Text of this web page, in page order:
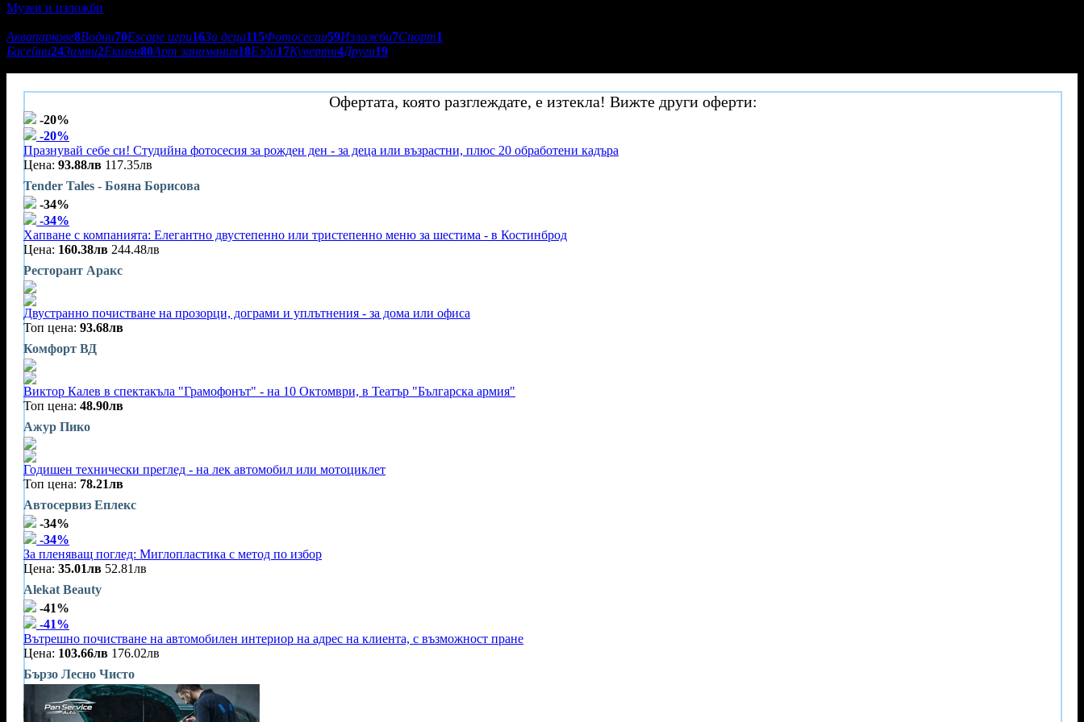
Музеи и изложби
Аквапаркове8Водни70Escape игри16За деца115Фотосесии59Изложби7Спорт1
Басейни24Зимни2Екшън80Арт занимания18Езда17Куверти4Други19
Офертата, която разглеждате, е изтекла! Вижте други оферти:
-20%
-20%
Празнувай себе си! Студийна фотосесия за рожден ден - за деца или възрастни, плюс 20 обработени кадъра
Цена: 93.88лв 117.35лв
Tender Tales - Бояна Борисова
-34%
-34%
Хапване с компанията: Елегантно двустепенно или тристепенно меню за шестима - в Костинброд
Цена: 160.38лв 244.48лв
Ресторант Аракс
Двустранно почистване на прозорци, дограми и уплътнения - за дома или офиса
Топ цена: 93.68лв
Комфорт ВД
Виктор Калев в спектакъла "Грамофонът" - на 10 Октомври, в Театър "Българска армия"
Топ цена: 48.90лв
Ажур Пико
Годишен технически преглед - на лек автомобил или мотоциклет
Топ цена: 78.21лв
Автосервиз Еплекс
-34%
-34%
За пленяващ поглед: Миглопластика с метод по избор
Цена: 35.01лв 52.81лв
Alekat Beauty
-41%
-41%
Вътрешно почистване на автомобилен интериор на адрес на клиента, с възможност пране
Цена: 103.66лв 176.02лв
Бързо Лесно Чисто